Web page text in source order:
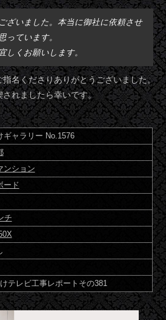
ざいました。本当に御社に依頼させ
っています。
しくお願いします。
名くださりありがとうございました。
れましたら幸いです。
ギャラリー No.1576
ンション
ード
チ
テレビ工事レポートその381